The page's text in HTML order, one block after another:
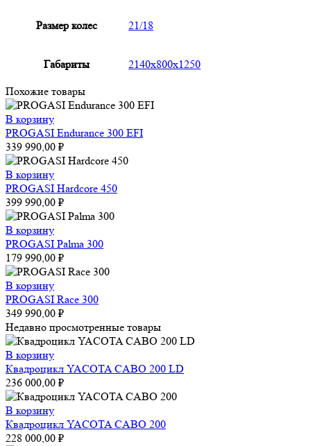
Размер колес 21/18
Габариты 2140x800x1250
Похожие товары
В корзину
PROGASI Endurance 300 EFI
339 990,00 ₽
В корзину
PROGASI Hardcore 450
399 990,00 ₽
В корзину
PROGASI Palma 300
179 990,00 ₽
В корзину
PROGASI Race 300
349 990,00 ₽
Недавно просмотренные товары
В корзину
Квадроцикл YACOTA CABO 200 LD
236 000,00 ₽
В корзину
Квадроцикл YACOTA CABO 200
228 000,00 ₽